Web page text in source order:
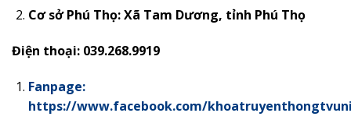
Cơ sở Phú Thọ:Xã Tam Dương, tỉnh Phú Thọ
Điện thoại: 039.268.9919
Fanpage:
https://www.facebook.com/